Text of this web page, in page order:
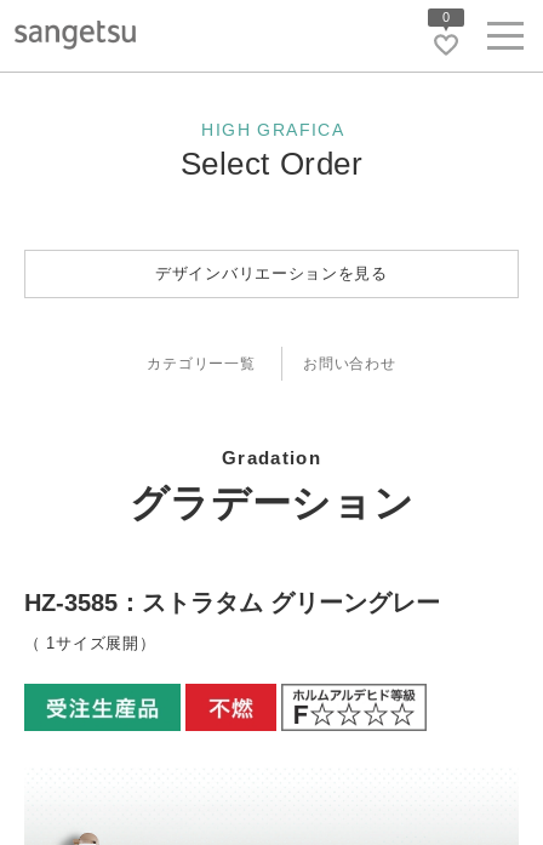
0
HIGH GRAFICA
Select Order
デザインバリエーションを見る
Gradation
グラデーション
カテゴリー一覧 お問い合わせ
HZ-3585：ストラタム グリーングレー
（ 1サイズ展開）